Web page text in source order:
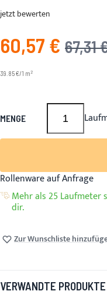
jetzt bewerten
Angebotspreis
60,57 € UVP
67,31
39.85 €/1 m2
MENGE
Rollenware auf Anfrage
Mehr als 25
dir.
Zur Wunschliste
VERWANDTE PRODUKTE